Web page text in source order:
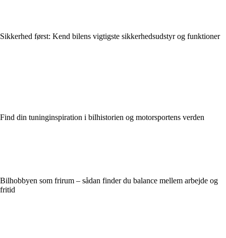
Sikkerhed først: Kend bilens vigtigste sikkerhedsudstyr og funktioner
Find din tuninginspiration i bilhistorien og motorsportens verden
Bilhobbyen som frirum – sådan finder du balance mellem arbejde og
fritid